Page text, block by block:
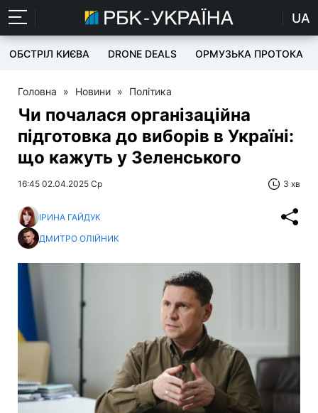
UA
ОБСТРІЛ КИЄВА DRONE DEALS ОРМУЗЬКА ПРОТОКА
Головна » Новини » Політика
Чи почалася організаційна
підготовка до виборів в Україні:
що кажуть у Зеленського
16:45 02.04.2025 Ср 3 хв
ІРИНА ГАЙДУК
ДМИТРО ОЛІЙНИК